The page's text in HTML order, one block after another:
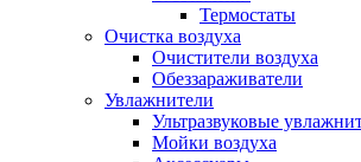
Термостаты
Очистка воздуха
Очистители воздуха
Обеззараживатели
Увлажнители
Ультразвуковые
Мойки воздуха